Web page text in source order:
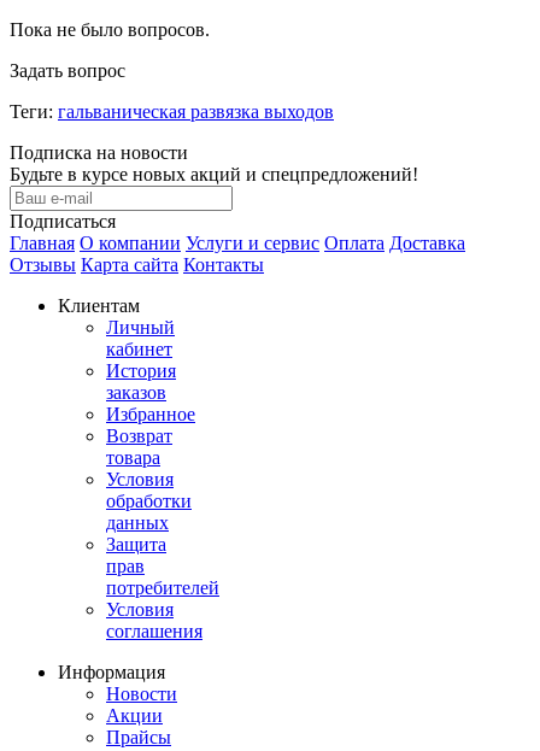
Пока не было вопросов.
Задать вопрос
Теги: гальваническая развязка выходов
Подписка на новости
Будьте в курсе новых акций и спецпредложений!
Подписаться
Главная О компании Услуги и сервис Оплата Доставка
Отзывы Карта сайта Контакты
Клиентам
Личный
кабинет
История
заказов
Избранное
Возврат
товара
Условия
обработки
данных
Защита
прав
потребителей
Условия
соглашения
Информация
Новости
Акции
Прайсы